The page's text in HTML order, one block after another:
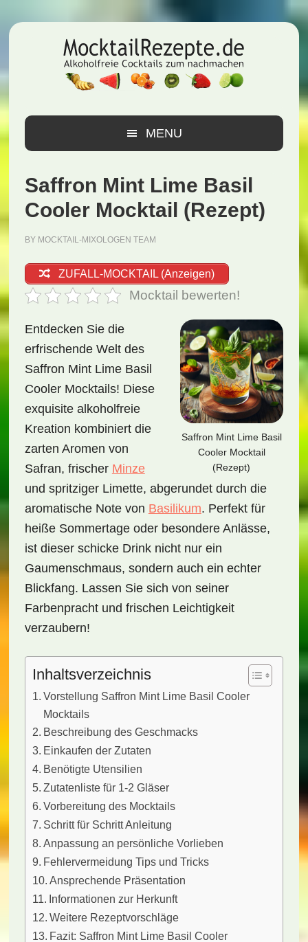
Hauptnavigation
Inhalt
Seitenspalte
MENU
Saffron Mint Lime Basil
Cooler Mocktail (Rezept)
BY MOCKTAIL-MIXOLOGEN TEAM
ZUFALL-MOCKTAIL (Anzeigen)
Mocktail bewerten!
Saffron Mint Lime Basil
Cooler Mocktail
(Rezept)
Entdecken Sie die
erfrischende Welt des
Saffron Mint Lime Basil
Cooler Mocktails! Diese
exquisite alkoholfreie
Kreation kombiniert die
zarten Aromen von
Safran, frischer Minze
und spritziger Limette, abgerundet durch die
aromatische Note von Basilikum. Perfekt für
heiße Sommertage oder besondere Anlässe,
ist dieser schicke Drink nicht nur ein
Gaumenschmaus, sondern auch ein echter
Blickfang. Lassen Sie sich von seiner
Farbenpracht und frischen Leichtigkeit
verzaubern!
Inhaltsverzeichnis
Vorstellung Saffron Mint Lime Basil Cooler
Mocktails
Beschreibung des Geschmacks
Einkaufen der Zutaten
Benötigte Utensilien
Zutatenliste für 1-2 Gläser
Vorbereitung des Mocktails
Schritt für Schritt Anleitung
Anpassung an persönliche Vorlieben
Fehlervermeidung Tips und Tricks
Ansprechende Präsentation
Informationen zur Herkunft
Weitere Rezeptvorschläge
Fazit: Saffron Mint Lime Basil Cooler